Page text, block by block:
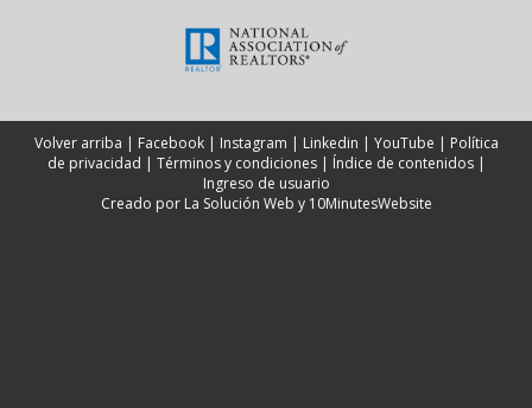
Volver arriba | Facebook| Instagram | Linkedin | YouTube | Política
de privacidad | Términos y condiciones| Índice de contenidos|
Ingreso de usuario
Creado por La Solución Web y 10MinutesWebsite